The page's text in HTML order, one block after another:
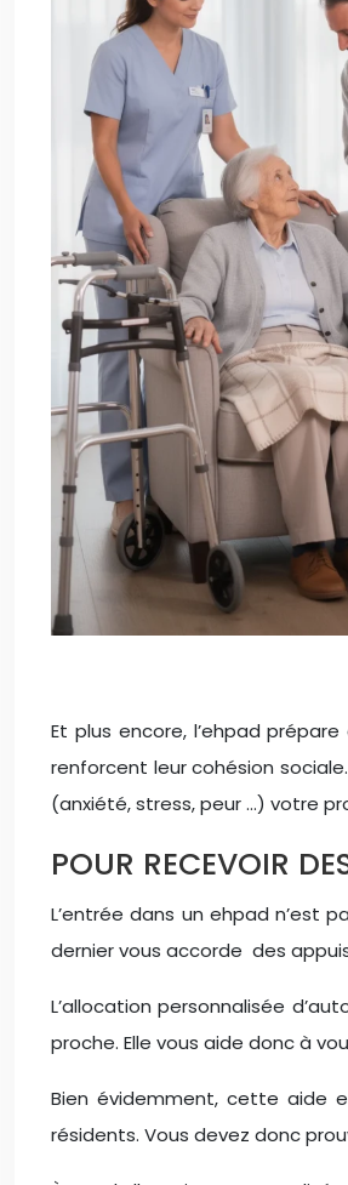
Et plus encore, l’ehpad
renforcent leur cohésion
(anxiété, stress, peur …) votre
POUR RECEVOIR
L’entrée dans un ehpad n’est
dernier vous accorde des
L’allocation personnalisée
proche. Elle vous aide donc à
Bien évidemment, cette aide
résidents. Vous devez donc